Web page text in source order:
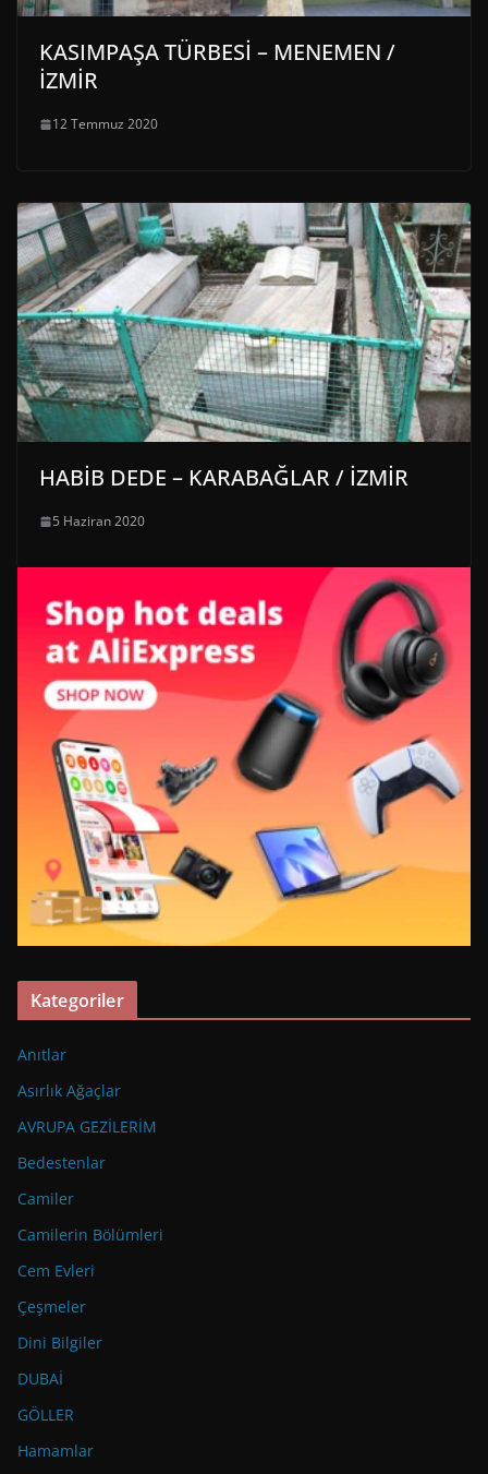
KASIMPAŞA TÜRBESİ – MENEMEN /
İZMİR
12 Temmuz 2020
HABİB DEDE – KARABAĞLAR / İZMİR
5 Haziran 2020
Kategoriler
Anıtlar
Asırlık Ağaçlar
AVRUPA GEZİLERİM
Bedestenlar
Camiler
Camilerin Bölümleri
Cem Evleri
Çeşmeler
Dini Bilgiler
DUBAİ
GÖLLER
Hamamlar